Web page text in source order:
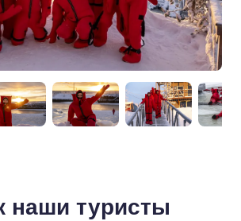
наши туристы